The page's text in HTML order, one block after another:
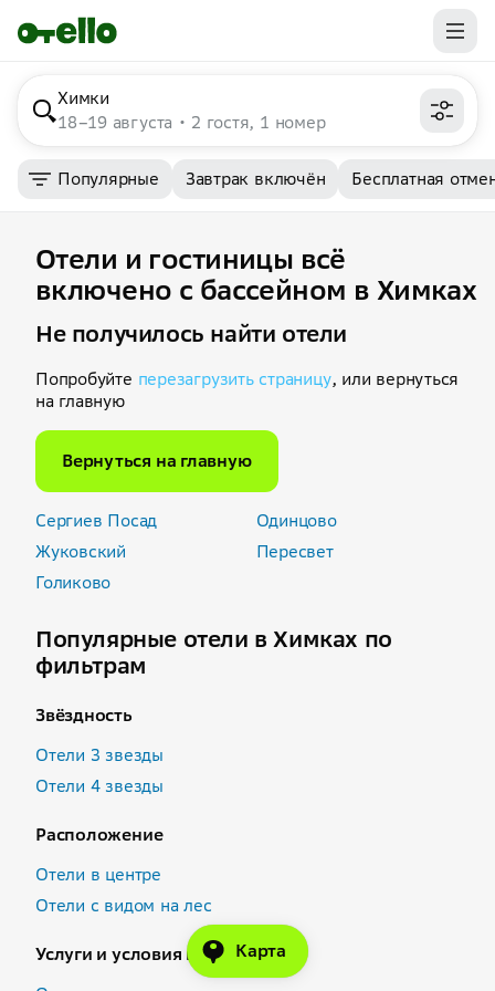
Химки
18–19 августа
2 гостя, 1 номер
Популярные Завтрак включён Бесплатная
Отели и гостиницы всё
включено с бассейном в Химках
Не получилось найти отели
Попробуйте перезагрузить страницу, или вернуться
на главную
Вернуться на главную
Сергиев Посад
Жуковский
Голиково
Одинцово
Пересвет
Популярные отели в Химках по
фильтрам
Звёздность
Отели 3 звезды
Отели 4 звезды
Расположение
Отели в центре
Отели с видом на лес
Услуги и условия проживания
Карта